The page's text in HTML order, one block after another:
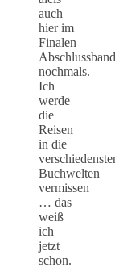
auch
hier im
Finalen
Abschlussband
nochmals.
Ich
werde
die
Reisen
in die
Buchwelten
vermissen
… das
weiß
ich
jetzt
schon.